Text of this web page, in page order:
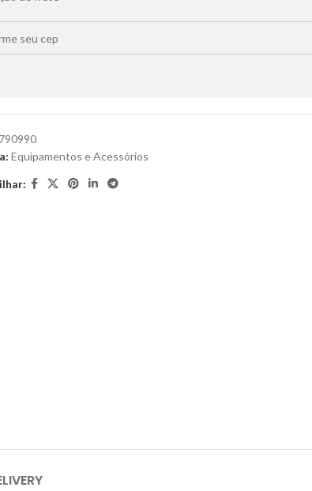
Equipamentos e Acessórios